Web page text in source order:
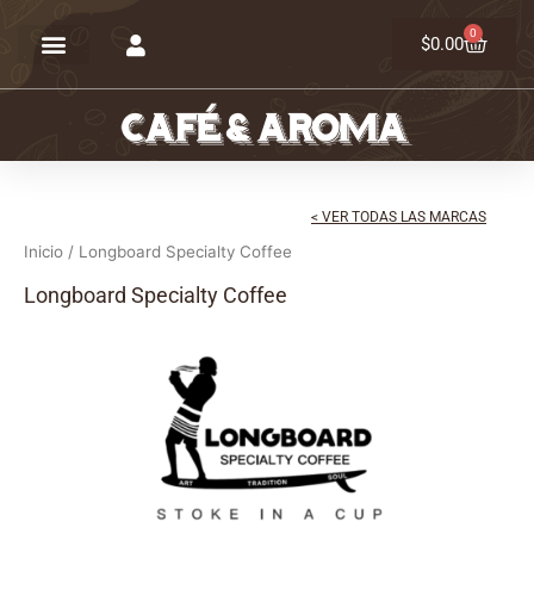
$0.00 0
Carrito
< VER TODAS LAS MARCAS
Inicio / Longboard Specialty Coffee
Longboard Specialty Coffee